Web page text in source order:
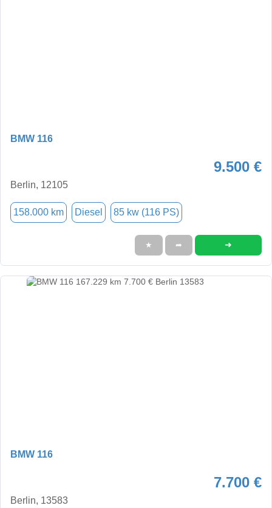
BMW 116
9.500 €
Berlin, 12105
158.000 km Diesel 85 kw (116 PS)
★ ➦ ➜
BMW 116
7.700 €
Berlin, 13583